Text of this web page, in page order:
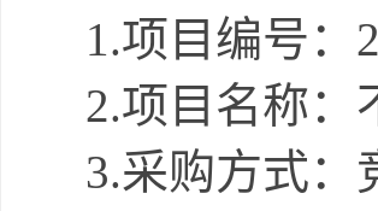
1.项目编号 ：
2.项目名称：
3.采购方式：